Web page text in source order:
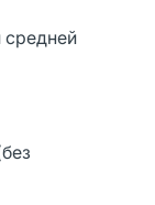
средней